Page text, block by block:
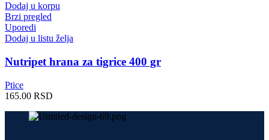
Dodaj u korpu
Brzi pregled
Uporedi
Dodaj u listu želja
Nutripet hrana za tigrice 400 gr
Ptice
165.00 RSD